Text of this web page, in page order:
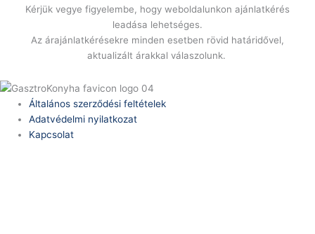
Kérjük vegye figyelembe, hogy weboldalunkon ajánlatkérés
leadása lehetséges.
Az árajánlatkérésekre minden esetben rövid határidővel,
aktualizált árakkal válaszolunk.
Általános szerződési feltételek
Adatvédelmi nyilatkozat
Kapcsolat